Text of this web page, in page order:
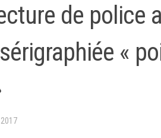
de police
«